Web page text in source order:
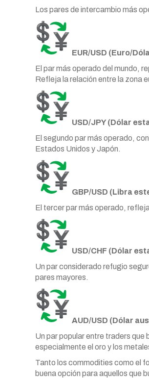
Los pares de intercambio más
EUR/USD (Euro/
El par más operado del mundo,
Refleja la relación entre la zona
USD/JPY (Dólar
El segundo par más operado,
Estados Unidos y Japón.
GBP/USD (Libra
El tercer par más operado,
USD/CHF (Dólar
Un par considerado refugio
pares mayores.
AUD/USD (Dólar
Un par popular entre traders que
especialmente el oro y los
Tanto los commodities como el
buena opción para aquellos que